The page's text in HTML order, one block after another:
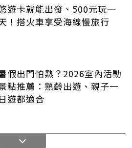
遊卡就能出發、500元玩一
！搭火車享受海線慢旅行
假出門怕熱？2026室內活動
點推薦：熟齡出遊、親子一
日遊都適合